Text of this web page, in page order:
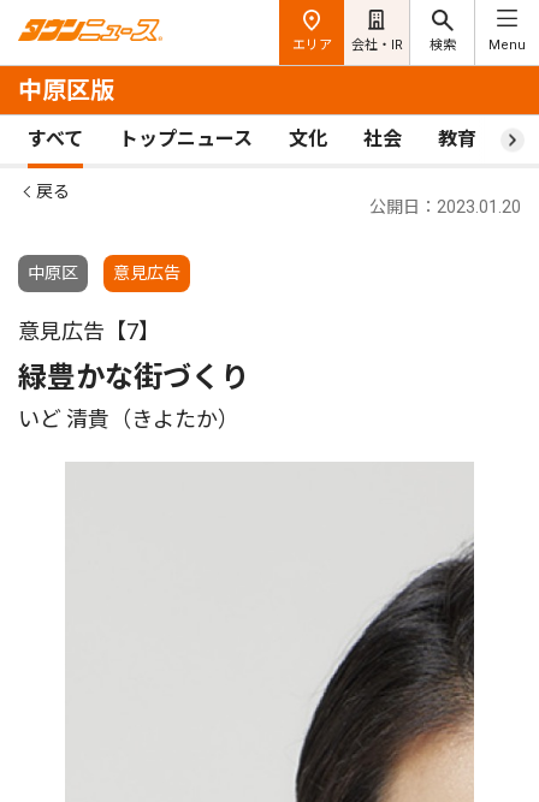
エリア 会社・IR 検索 Menu
中原区版
すべて トップニュース 文化 社会 教育 ス
戻る
中原区 意見広告
公開日：2023.01.20
意見広告【7】
緑豊かな街づくり
いど 清貴（きよたか）